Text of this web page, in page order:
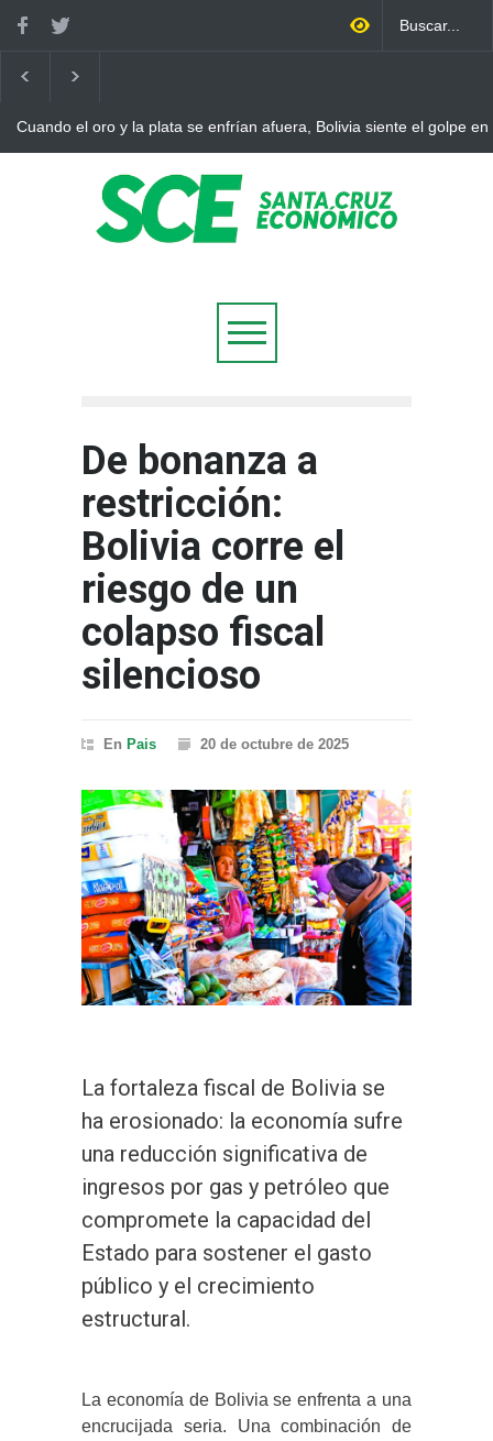
Cuando el oro y la plata se enfrían afuera, Bolivia siente el golpe en
De bonanza a
restricción:
Bolivia corre el
riesgo de un
colapso fiscal
silencioso
En Pais 20 de octubre de 2025
La fortaleza fiscal de Bolivia se
ha erosionado: la economía sufre
una reducción significativa de
ingresos por gas y petróleo que
compromete la capacidad del
Estado para sostener el gasto
público y el crecimiento
estructural.
La economía de Bolivia se enfrenta a una
encrucijada seria. Una combinación de